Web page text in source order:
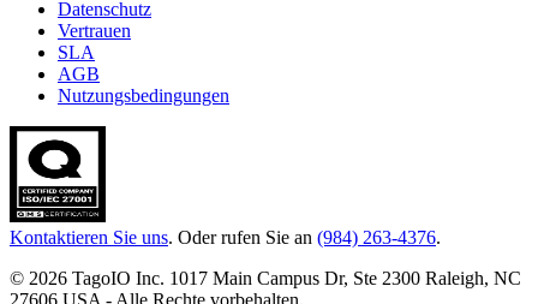
Datenschutz
Vertrauen
SLA
AGB
Nutzungsbedingungen
Kontaktieren Sie uns. Oder rufen Sie an (984) 263-4376.
© 2026 TagoIO Inc. 1017 Main Campus Dr, Ste 2300 Raleigh, NC